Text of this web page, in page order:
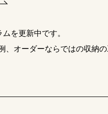
を更新中です。
オーダーならではの収納